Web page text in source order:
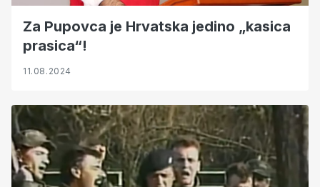
Za Pupovca je Hrvatska jedino „kasica
prasica“!
11.08.2024